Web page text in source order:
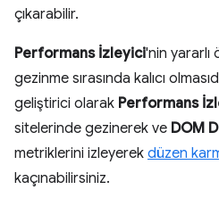
çıkarabilir.
Performans İzleyici'nin yararlı
gezinme sırasında kalıcı
geliştirici olarak Performans
sitelerinde gezinerek ve DOM
metriklerini izleyerek düzen
kaçınabilirsiniz.